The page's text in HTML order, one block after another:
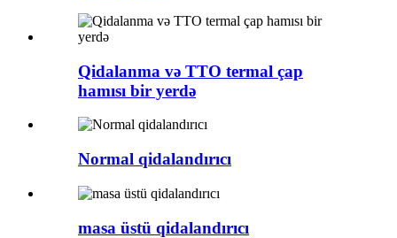
Qidalanma və TTO termal çap
hamısı bir yerdə
Normal qidalandırıcı
masa üstü qidalandırıcı